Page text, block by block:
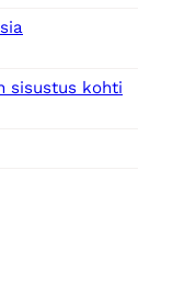
sisustus kohti